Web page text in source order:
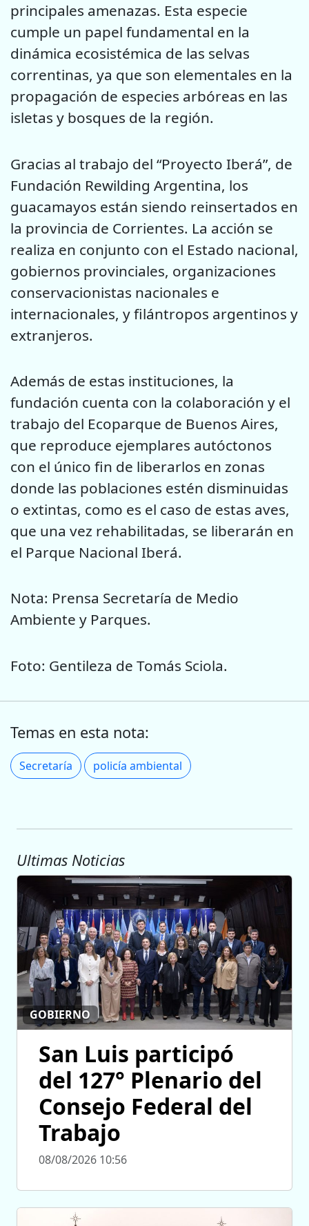
principales amenazas. Esta especie
cumple un papel fundamental en la
dinámica ecosistémica de las selvas
correntinas, ya que son elementales en la
propagación de especies arbóreas en las
isletas y bosques de la región.
Gracias al trabajo del “Proyecto Iberá”, de
Fundación Rewilding Argentina, los
guacamayos están siendo reinsertados en
la provincia de Corrientes. La acción se
realiza en conjunto con el Estado nacional,
gobiernos provinciales, organizaciones
conservacionistas nacionales e
internacionales, y filántropos argentinos y
extranjeros.
Además de estas instituciones, la
fundación cuenta con la colaboración y el
trabajo del Ecoparque de Buenos Aires,
que reproduce ejemplares autóctonos
con el único fin de liberarlos en zonas
donde las poblaciones estén disminuidas
o extintas, como es el caso de estas aves,
que una vez rehabilitadas, se liberarán en
el Parque Nacional Iberá.
Nota: Prensa Secretaría de Medio
Ambiente y Parques.
Foto: Gentileza de Tomás Sciola.
Temas en esta nota:
Secretaría policía ambiental
Ultimas Noticias
GOBIERNO
San Luis participó
del 127° Plenario del
Consejo Federal del
Trabajo
08/08/2026 10:56